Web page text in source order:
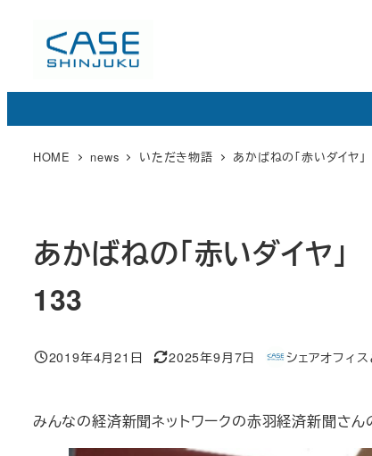
コ
HOME news いただき物語 あかばねの「赤いダイ
あかばねの「赤いダイヤ
133
投稿日
2019年4月21日
更
日
2025年9月7日
著
シェアオフィ
みんなの経済新聞ネットワークの赤羽経済新聞さ